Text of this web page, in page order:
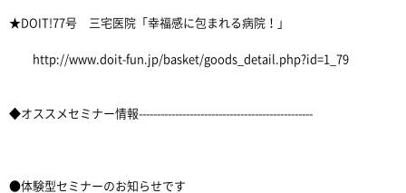
★DOIT!77号 三宅医院「幸福感に包まれる病院！」
http://www.doit-fun.jp/basket/goods_detail.php?id=1_79
◆オススメセミナー情報------------------------------------------------
●体験型セミナーのお知らせです